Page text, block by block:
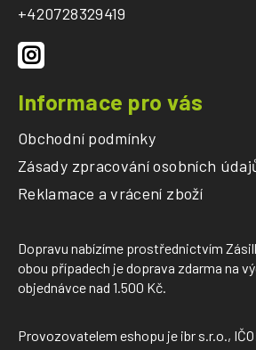
+420728329419
Informace pro vás
Obchodní podmínky
Zásady zpracování osobních
Reklamace a vrácení zboží
Dopravu nabízíme prostřednictvím
obou případech je doprava zdarma na
objednávce nad 1.500 Kč.
Provozovatelem eshopu je ibr s.r.o.,